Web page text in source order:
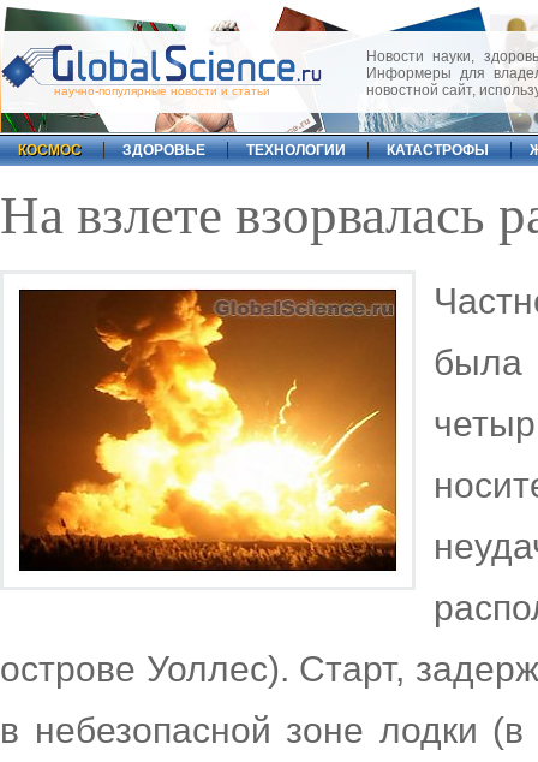
научно-популярные новости и статьи
Новости науки,
Информеры для
новостной сайт,
КОСМОС ЗДОРОВЬЕ ТЕХНОЛОГИИ КАТАСТРОФЫ
На взлете взорвалась
острове Уоллес). Старт,
в небезопасной зоне лодки (в